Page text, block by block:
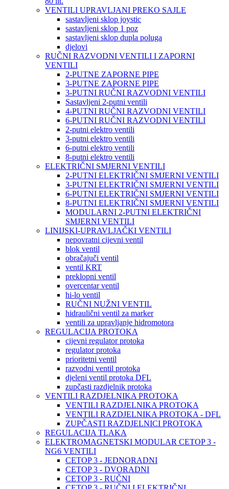
VENTILI UPRAVLJANI PREKO SAJLE
sastavljeni sklop joystic
sastavljeni sklop 1 poz
sastavljeni sklop dupla poluga
djelovi
RUČNI RAZVODNI VENTILI I ZAPORNI
VENTILI
2-PUTNE ZAPORNE PIPE
3-PUTNE ZAPORNE PIPE
3-PUTNI RUČNI RAZVODNI VENTILI
Sastavljeni 2-putni ventili
4-PUTNI RUČNI RAZVODNI VENTILI
6-PUTNI RUČNI RAZVODNI VENTILI
2-putni elektro ventili
3-putni elektro ventili
6-putni elektro ventili
8-putni elektro ventili
ELEKTRIČNI SMJERNI VENTILI
2-PUTNI ELEKTRIČNI SMJERNI VENTILI
3-PUTNI ELEKTRIČNI SMJERNI VENTILI
6-PUTNI ELEKTRIČNI SMJERNI VENTILI
8-PUTNI ELEKTRIČNI SMJERNI VENTILI
MODULARNI 2-PUTNI ELEKTRIČNI
SMJERNI VENTILI
LINIJSKI-UPRAVLJAČKI VENTILI
nepovratni cijevni ventil
blok ventil
obračajuči ventil
ventil KRT
preklopni ventil
overcentar ventil
hi-lo ventil
RUČNI NUŽNI VENTIL
hidraulični ventil za marker
ventili za upravljanje hidromotora
REGULACIJA PROTOKA
cijevni regulator protoka
regulator protoka
prioritetni ventil
razvodni ventil protoka
djeleni ventil protoka DFL
zupčasti razdjelnik protoka
VENTILI RAZDJELNIKA PROTOKA
VENTILI RAZDJELNIKA PROTOKA
VENTILI RAZDJELNIKA PROTOKA - DFL
ZUPČASTI RAZDJELNICI PROTOKA
REGULACIJA TLAKA
ELEKTROMAGNETSKI MODULAR CETOP 3 -
NG6 VENTILI
CETOP 3 - JEDNORADNI
CETOP 3 - DVORADNI
CETOP 3 - RUČNI